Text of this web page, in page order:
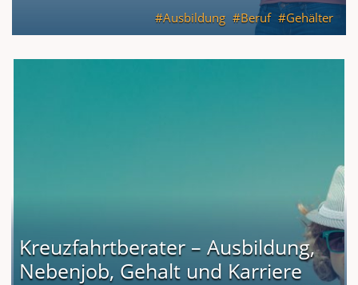
Ausbildung Beruf Gehälter
Kreuzfahrtberater – Ausbildung,
Nebenjob, Gehalt und Karriere